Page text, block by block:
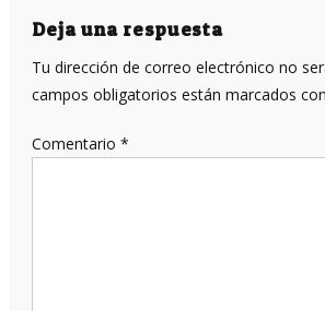
entradas
Deja una respuesta
Tu dirección de correo electrónico no
campos obligatorios están marcados con
Comentario *